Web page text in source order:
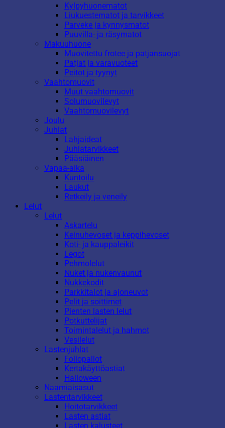
Kylpyhuonematot
Liukuestematot ja tarvikkeet
Parveke ja kynnysmatot
Puuvilla- ja räsymatot
Makuuhuone
Muovitettu frotee ja patjansuojat
Patjat ja varavuoteet
Peitot ja tyynyt
Vaahtomuovit
Muut vaahtomuovit
Solumuovilevyt
Vaahtomuovilevyt
Joulu
Juhlat
Lahjaideat
Juhlatarvikkeet
Pääsiäinen
Vapaa-aika
Kuntoilu
Laukut
Retkeily ja veneily
Lelut
Lelut
Askartelu
Keinuhevoset ja keppihevoset
Koti- ja kauppaleikit
Legot
Pehmolelut
Nuket ja nukenvaunut
Nukkekodit
Parkkitalot ja ajoneuvot
Pelit ja soittimet
Pienten lasten lelut
Potkuttelijat
Toimintalelut ja hahmot
Vesilelut
Lastenjuhlat
Foliopallot
Kertakäyttöastiat
Halloween
Naamiaisasut
Lastentarvikkeet
Hoitotarvikkeet
Lasten astiat
Lasten kalusteet